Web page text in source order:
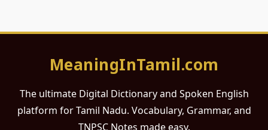
MeaningInTamil.com
The ultimate Digital Dictionary and Spoken English
platform for Tamil Nadu. Vocabulary, Grammar, and
TNPSC Notes made easy.